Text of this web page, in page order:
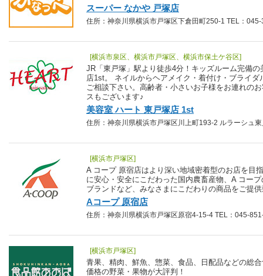
スーパー なかや 戸塚店
住所：神奈川県横浜市戸塚区下倉田町250-1 TEL：
[横浜市泉区、横浜市戸塚区、横浜市保土ケ谷区]
JR「東戸塚」駅より徒歩4分！キッズルーム完備
店1st。 ネイルからヘアメイク・着付け・ブライ
ご相談下さい。高齢者・小さいお子様をお連れの
スもございます♪
美容室 ハート 東戸塚店 1st
住所：神奈川県横浜市戸塚区川上町193-2 ルラーシュ
[横浜市戸塚区]
A コープ 原宿店はより深い地域密着型のお店を目
に安心・安全にこだわった国内農畜産物、A コー
ブランドなど、みなさまにこだわりの商品をご提
Aコープ 原宿店
住所：神奈川県横浜市戸塚区原宿4-15-4 TEL：045-
[横浜市戸塚区]
青果、精肉、鮮魚、惣菜、食品、日配品などの総
価格の野菜・果物が大評判！